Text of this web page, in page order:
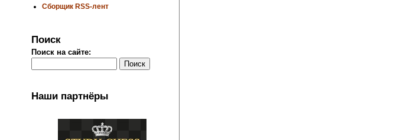
Сборщик RSS-лент
Поиск
Поиск на сайте:
Наши партнёры